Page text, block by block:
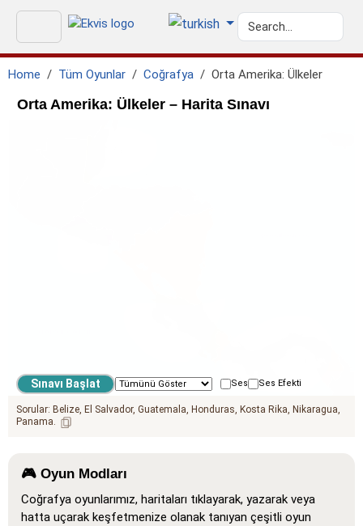
Home Tüm Oyunlar Coğrafya Orta Amerika: Ülkeler
Orta Amerika: Ülkeler – Harita Sınavı
Ses Ses Efekti
Sorular: Belize El Salvador Guatemala Honduras Kosta Rika
Nikaragua
Panama
🎮 Oyun Modları
Coğrafya oyunlarımız, haritaları tıklayarak, yazarak veya
hatta uçarak keşfetmenize olanak tanıyan çeşitli oyun